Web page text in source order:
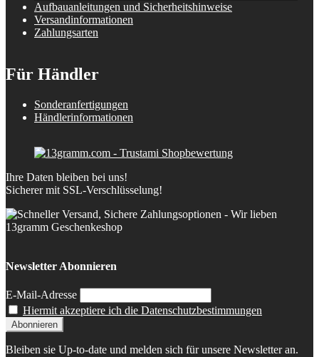
Aufbauanleitungen und Sicherheitshinweise
Versandinformationen
Zahlungsarten
Für Händler
Sonderanfertigungen
Händlerinformationen
Ihre Daten bleiben bei uns!
Sicherer mit SSL-Verschlüsselung!
Newsletter Abonnieren
E-Mail-Adresse
Hiermit akzeptiere ich die Datenschutzbestimmungen
Bleiben sie Up-to-date und melden sich für unsere Newsletter an.